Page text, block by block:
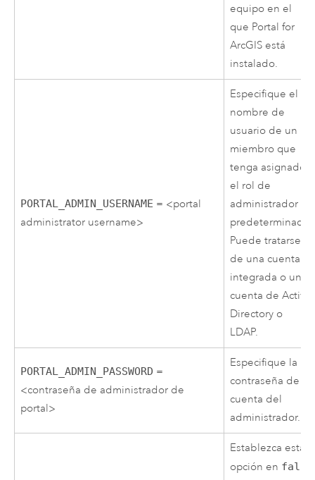
equipo en el
que Portal for
ArcGIS está
instalado.
PORTAL_ADMIN_USERNAME = <portal
administrator username>
Especifique el
nombre de
usuario de un
miembro que
tenga asignado
el rol de
administrador
predeterminado.
Puede tratarse
de una cuenta
integrada o una
cuenta deActive
Directory o
LDAP.
PORTAL_ADMIN_PASSWORD =
<contraseña de administrador de
portal>
Especifique la
contraseña de la
cuenta del
administrador.
Establezca esta
opción en false